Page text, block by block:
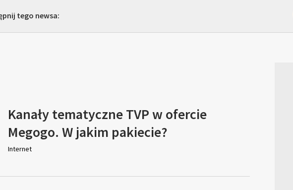
tego newsa:
Kanały tematyczne TVP w ofercie
Megogo. W jakim pakiecie?
Internet